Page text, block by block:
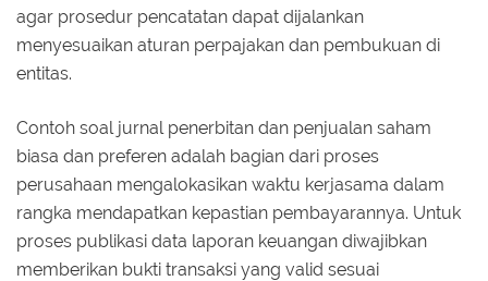
agar prosedur pencatatan dapat dijalankan
menyesuaikan aturan perpajakan dan pembukuan di
entitas.
Contoh soal jurnal penerbitan dan penjualan saham
biasa dan preferen adalah bagian dari proses
perusahaan mengalokasikan waktu kerjasama dalam
rangka mendapatkan kepastian pembayarannya. Untuk
proses publikasi data laporan keuangan diwajibkan
memberikan bukti transaksi yang valid sesuai